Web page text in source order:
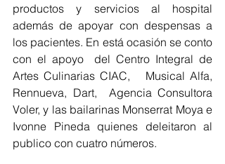
productos y servicios al hospital
además de apoyar con despensas a
los pacientes. En está ocasión se conto
con el apoyo  del Centro Integral de
Artes Culinarias CIAC,   Musical Alfa,
Rennueva, Dart,  Agencia Consultora
Voler, y las bailarinas Monserrat Moya e
Ivonne Pineda quienes deleitaron al
publico con cuatro números.